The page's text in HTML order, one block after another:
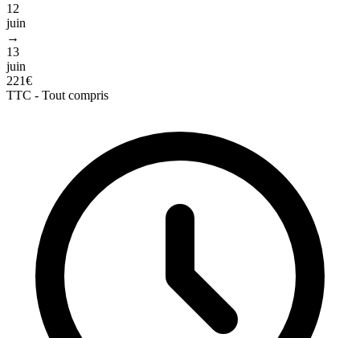
12
juin
→
13
juin
221€
TTC - Tout compris